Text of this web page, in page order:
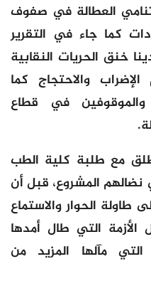
العطالة في صفوف
كما جاء في التقرير
خنق الحريات النقابية
والاحتجاج كما
في قطاع
مع طلبة كلية الطب
المشروع، قبل أن
طاولة الحوار والاستماع
التي طال أمدها
التي مآلها المزيد من